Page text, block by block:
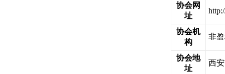
协会网
址
协会机
构
非
协会地
址
西